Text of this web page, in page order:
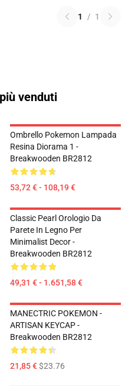
1 / 1
venduti
Ombrello Pokemon Lampada
Resina Diorama 1 -
Breakwooden BR2812
53,72 € - 108,19 €
Classic Pearl Orologio Da
Parete In Legno Per
Minimalist Decor -
Breakwooden BR2812
49,31 € - 1.651,58 €
MANECTRIC POKEMON -
ARTISAN KEYCAP -
Breakwooden BR2812
21,85 €$23.76